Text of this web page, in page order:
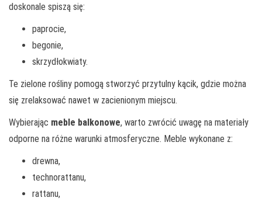
doskonale spiszą się:
paprocie,
begonie,
skrzydłokwiaty.
Te zielone rośliny pomogą stworzyć przytulny kącik, gdzie można
się zrelaksować nawet w zacienionym miejscu.
Wybierając meble balkonowe, warto zwrócić uwagę na materiały
odporne na różne warunki atmosferyczne. Meble wykonane z:
drewna,
technorattanu,
rattanu,